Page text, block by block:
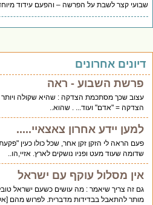
קצר לשבת על הפרשה – והפעם עידוד מיוחד
אחרונים
פרשת השבוע - ראה
עצוב שכך מסתכמת הצדקה : שהיא שקולה
הצדקה = "אדם" ועוד... . שהוא..
למען יידע אחרון צאצאיי.....
פעם הראה לי הזקן זקן אחר, שכל כולו כעין
שדומה שעוד מעט ופניו נושקים לארץ. אזיי,הו..
אין מסלול עוקף עם ישראל
גם זה צריך שיאמר : מה עושים כשעם ישראל טובל
מותר להתאבל בבדידות מדברית. לפרוש מהם